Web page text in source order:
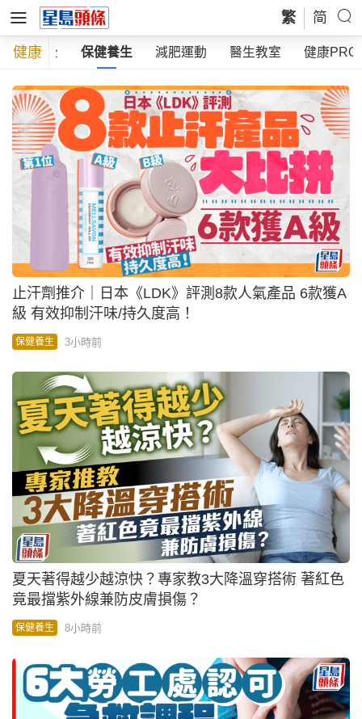
繁 简
健康
食用安全 保健養生 減肥運動 醫生教室 健康PRO
止汗劑推介｜日本《LDK》評測8款人氣產品 6款獲A
級 有效抑制汗味/持久度高！
保健養生 3小時前
夏天著得越少越涼快？專家教3大降溫穿搭術 著紅色
竟最擋紫外線兼防皮膚損傷？
保健養生 8小時前